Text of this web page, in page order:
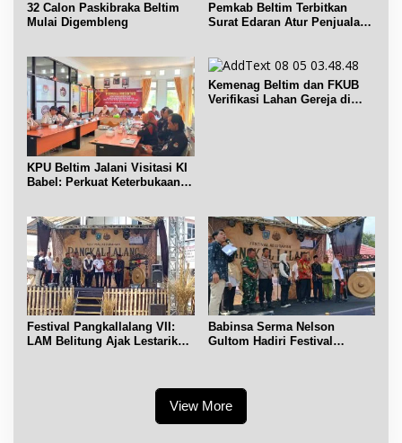
32 Calon Paskibraka Beltim
Mulai Digembleng
Pemkab Beltim Terbitkan
Surat Edaran Atur Penjualan
KPU Beltim Jalani Visitasi KI
Babel: Perkuat Keterbukaan
Kemenag Beltim dan FKUB
Verifikasi Lahan Gereja di
Festival Pangkallalang VII:
LAM Belitung Ajak Lestarikan
Babinsa Serma Nelson
Gultom Hadiri Festival
View More